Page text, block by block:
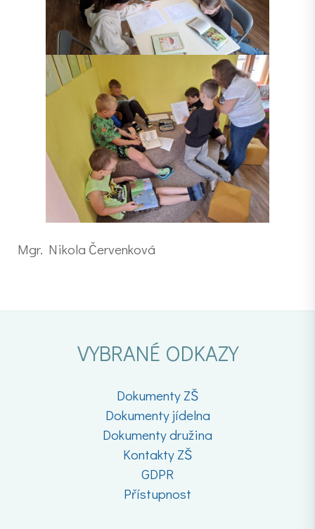
Mgr. Nikola Červenková
VYBRANÉ ODKAZY
Dokumenty ZŠ
Dokumenty jídelna
Dokumenty družina
Kontakty ZŠ
GDPR
Přístupnost